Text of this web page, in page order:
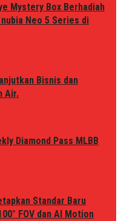
Mystery Box Berhadiah
Neo 5 Series di
Bisnis dan
Air.
Diamond Pass MLBB
Standar Baru
FOV dan AI Motion